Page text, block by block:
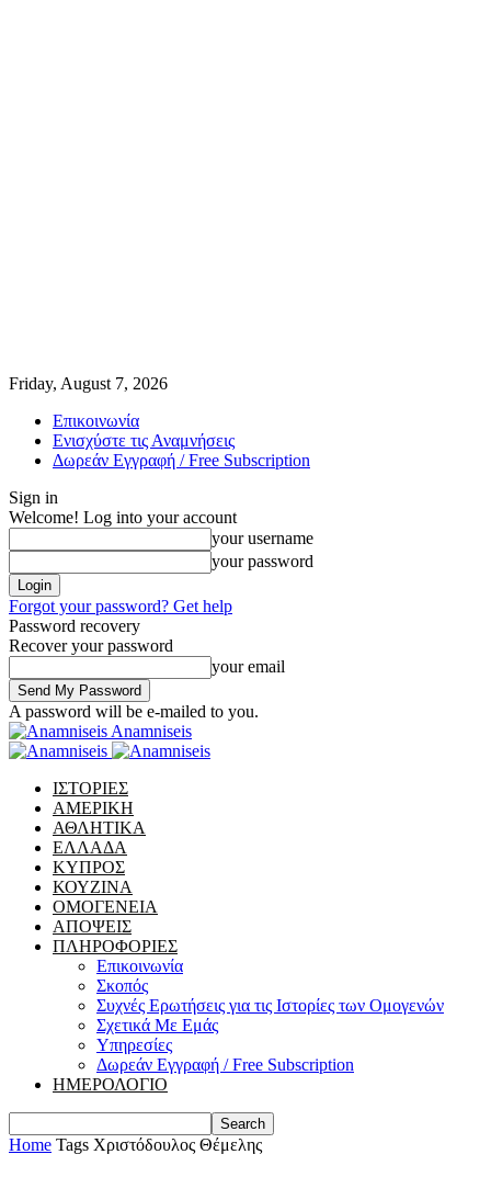
Friday, August 7, 2026
Επικοινωνία
Ενισχύστε τις Αναμνήσεις
Δωρεάν Εγγραφή / Free Subscription
Sign in
Welcome! Log into your account
your username
your password
Forgot your password? Get help
Password recovery
Recover your password
your email
A password will be e-mailed to you.
Anamniseis
ΙΣΤΟΡΙΕΣ
ΑΜΕΡΙΚΗ
ΑΘΛΗΤΙΚΑ
ΕΛΛΑΔΑ
ΚΥΠΡΟΣ
ΚΟΥΖΙΝΑ
ΟΜΟΓΕΝΕΙΑ
ΑΠΟΨΕΙΣ
ΠΛΗΡΟΦΟΡΙΕΣ
Επικοινωνία
Σκοπός
Συχνές Ερωτήσεις για τις Ιστορίες των Ομογενών
Σχετικά Με Εμάς
Υπηρεσίες
Δωρεάν Εγγραφή / Free Subscription
ΗΜΕΡΟΛΟΓΙΟ
Home Tags Χριστόδουλος Θέμελης